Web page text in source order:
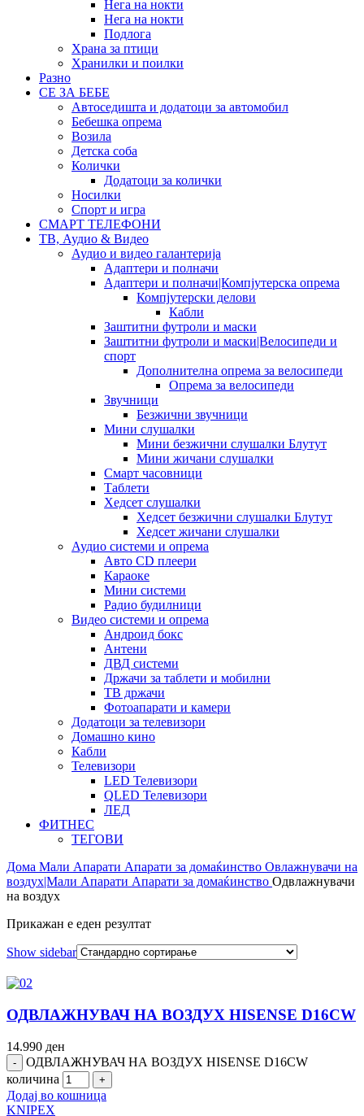
Нега на нокти
Нега на нокти
Подлога
Храна за птици
Хранилки и поилки
Разно
СЕ ЗА БЕБЕ
Автоседишта и додатоци за автомобил
Бебешка опрема
Возила
Детска соба
Колички
Додатоци за колички
Носилки
Спорт и игра
СМАРТ ТЕЛЕФОНИ
ТВ, Аудио & Видео
Аудио и видео галантерија
Адаптери и полначи
Адаптери и полначи|Компјутерска опрема
Компјутерски делови
Кабли
Заштитни футроли и маски
Заштитни футроли и маски|Велосипеди и
спорт
Дополнителна опрема за велосипеди
Опрема за велосипеди
Звучници
Безжични звучници
Мини слушалки
Мини безжични слушалки Блутут
Мини жичани слушалки
Смарт часовници
Таблети
Хедсет слушалки
Хедсет безжични слушалки Блутут
Хедсет жичани слушалки
Аудио системи и опрема
Авто CD плеери
Караоке
Мини системи
Радио будилници
Видео системи и опрема
Андроид бокс
Антени
ДВД системи
Држачи за таблети и мобилни
ТВ држачи
Фотоапарати и камери
Додатоци за телевизори
Домашно кино
Кабли
Телевизори
LED Телевизори
QLED Телевизори
ЛЕД
ФИТНЕС
ТЕГОВИ
Дома Мали Апарати Апарати за домаќинство Овлажнувачи на
воздух|Мали Апарати Апарати за домаќинство Одвлажнувачи
на воздух
Прикажан е еден резултат
Show sidebar
ОДВЛАЖНУВАЧ НА ВОЗДУХ HISENSE D16CW
14.990 ден
ОДВЛАЖНУВАЧ НА ВОЗДУХ HISENSE D16CW
количина
Додај во кошница
KNIPEX